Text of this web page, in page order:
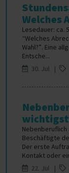
Welches
Lesedauer: ca.
“Welches
Wahl?”. Eine
Entsche...
30. Jul |
Beschäftigte
Der erste
Kontakt oder
22. Jul |